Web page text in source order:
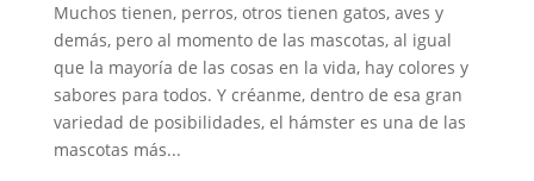
Muchos tienen, perros, otros tienen gatos, aves y
demás, pero al momento de las mascotas, al igual
que la mayoría de las cosas en la vida, hay colores y
sabores para todos. Y créanme, dentro de esa gran
variedad de posibilidades, el hámster es una de las
mascotas más...